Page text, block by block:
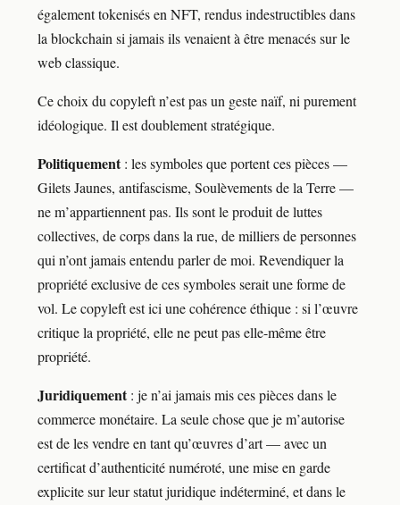
également tokenisés en NFT, rendus indestructibles dans
la blockchain si jamais ils venaient à être menacés sur le
web classique.
Ce choix du copyleft n’est pas un geste naïf, ni purement
idéologique. Il est doublement stratégique.
Politiquement: les symboles que portent ces pièces —
Gilets Jaunes, antifascisme, Soulèvements de la Terre —
ne m’appartiennent pas. Ils sont le produit de luttes
collectives, de corps dans la rue, de milliers de personnes
qui n’ont jamais entendu parler de moi. Revendiquer la
propriété exclusive de ces symboles serait une forme de
vol. Le copyleft est ici une cohérence éthique : si l’œuvre
critique la propriété, elle ne peut pas elle-même être
propriété.
Juridiquement: je n’ai jamais mis ces pièces dans le
commerce monétaire. La seule chose que je m’autorise
est de les vendre en tant qu’œuvres d’art — avec un
certificat d’authenticité numéroté, une mise en garde
explicite sur leur statut juridique indéterminé, et dans le